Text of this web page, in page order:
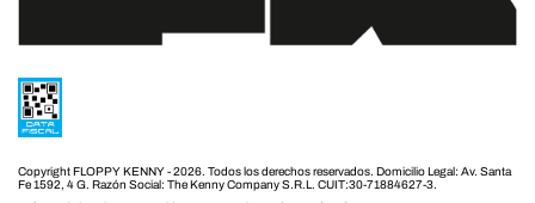
Copyright FLOPPY KENNY - 2026. Todos los derechos reservados.